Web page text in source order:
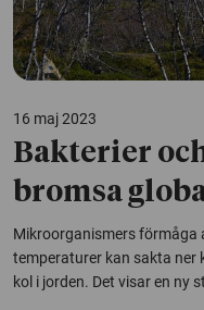
16 maj 2023
Bakterier
bromsa
Mikroorganismers förmåga
temperaturer kan sakta
kol i jorden. Det visar en ny